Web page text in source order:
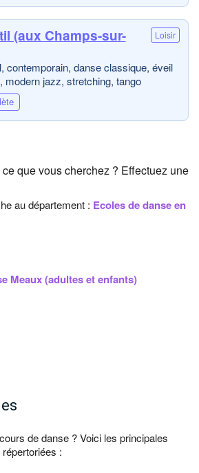
(aux Champs-sur-
Loisir
contemporain, danse classique, éveil
modern jazz, stretching, tango
que vous cherchez ? Effectuez une
au département : Ecoles de danse en
Meaux (adultes et enfants)
de danse ? Voici les principales
: